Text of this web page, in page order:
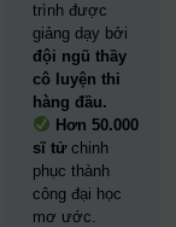
trình được
giảng dạy bởi
đội ngũ thầy
cô luyện thi
hàng đầu.
Hơn 50.000
sĩ tửchinh
phục thành
công đại học
mơ ước.